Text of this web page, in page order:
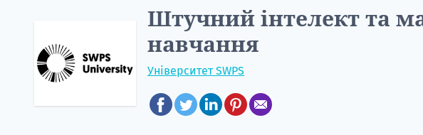
Штучний інтелект та
навчання
Університет SWPS